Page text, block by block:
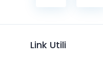
Link Utili